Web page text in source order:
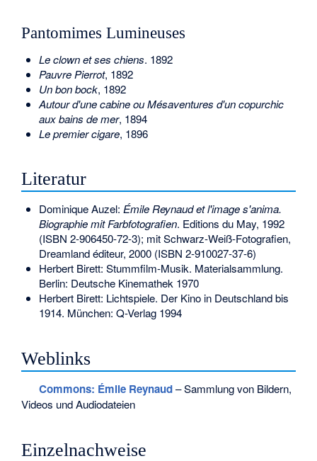
Pantomimes Lumineuses
Le clown et ses chiens. 1892
Pauvre Pierrot, 1892
Un bon bock, 1892
Autour d'une cabine ou Mésaventures d'un copurchic
aux bains de mer, 1894
Le premier cigare, 1896
Literatur
Dominique Auzel: Émile Reynaud et l'image s'anima.
Biographie mit Farbfotografien. Editions du May, 1992
(ISBN 2-906450-72-3); mit Schwarz-Weiß-Fotografien,
Dreamland éditeur, 2000 (ISBN 2-910027-37-6)
Herbert Birett: Stummfilm-Musik. Materialsammlung.
Berlin: Deutsche Kinemathek 1970
Herbert Birett: Lichtspiele. Der Kino in Deutschland bis
1914. München: Q-Verlag 1994
Weblinks
Commons: Émile Reynaud– Sammlung von Bildern,
Videos und Audiodateien
Einzelnachweise